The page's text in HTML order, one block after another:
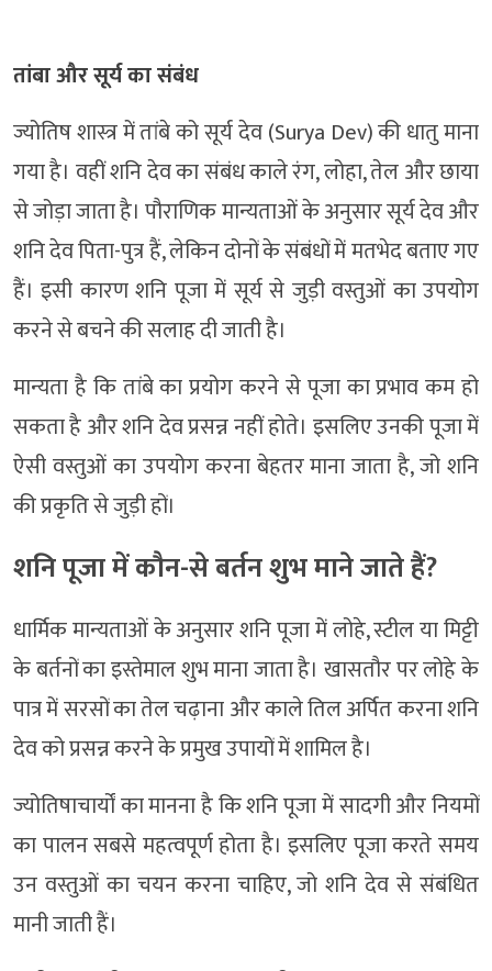
तांबा और सूर्य का संबंध
ज्योतिष शास्त्र में तांबे को सूर्य देव (Surya Dev) की धातु माना
गया है। वहीं शनि देव का संबंध काले रंग, लोहा, तेल और छाया
से जोड़ा जाता है। पौराणिक मान्यताओं के अनुसार सूर्य देव और
शनि देव पिता-पुत्र हैं, लेकिन दोनों के संबंधों में मतभेद बताए गए
हैं। इसी कारण शनि पूजा में सूर्य से जुड़ी वस्तुओं का उपयोग
करने से बचने की सलाह दी जाती है।
मान्यता है कि तांबे का प्रयोग करने से पूजा का प्रभाव कम हो
सकता है और शनि देव प्रसन्न नहीं होते। इसलिए उनकी पूजा में
ऐसी वस्तुओं का उपयोग करना बेहतर माना जाता है, जो शनि
की प्रकृति से जुड़ी हों।
शनि पूजा में कौन-से बर्तन शुभ माने जाते हैं?
धार्मिक मान्यताओं के अनुसार शनि पूजा में लोहे, स्टील या मिट्टी
के बर्तनों का इस्तेमाल शुभ माना जाता है। खासतौर पर लोहे के
पात्र में सरसों का तेल चढ़ाना और काले तिल अर्पित करना शनि
देव को प्रसन्न करने के प्रमुख उपायों में शामिल है।
ज्योतिषाचार्यों का मानना है कि शनि पूजा में सादगी और नियमों
का पालन सबसे महत्वपूर्ण होता है। इसलिए पूजा करते समय
उन वस्तुओं का चयन करना चाहिए, जो शनि देव से संबंधित
मानी जाती हैं।